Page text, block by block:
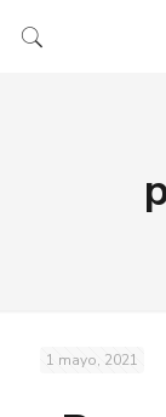
1 mayo, 2021